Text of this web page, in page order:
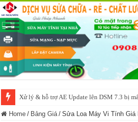
NAS IO DATA N3160 2BAY 4BAY –
Home / Bảng Giá / Sửa Loa Máy Vi Tính